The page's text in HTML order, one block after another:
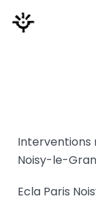
Interventions
Noisy-le-
Ecla Paris